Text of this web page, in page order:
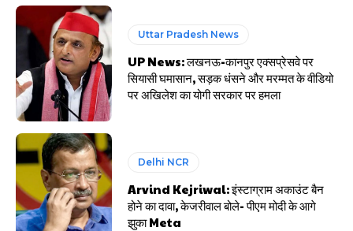
Uttar Pradesh News
UP News: लखनऊ-कानपुर एक्सप्रेसवे पर
सियासी घमासान, सड़क धंसने और मरम्मत के वीडियो
पर अखिलेश का योगी सरकार पर हमला
Delhi NCR
Arvind Kejriwal: इंस्टाग्राम अकाउंट बैन
होने का दावा, केजरीवाल बोले- पीएम मोदी के आगे
झुका Meta